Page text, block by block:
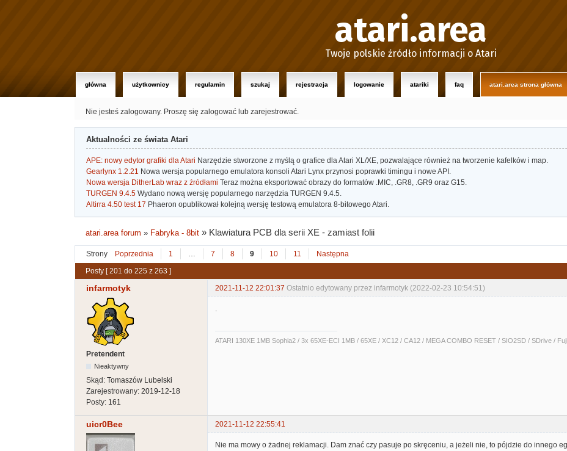
atari.area
Twoje polskie źródło informacji o Atari
główna użytkownicy regulamin szukaj rejestracja logowanie atariki faq atari.area strona główna
Nie jesteś zalogowany. Proszę się zalogować lub zarejestrować.
Aktualności ze świata Atari
APE: nowy edytor grafiki dla Atari Narzędzie stworzone z myślą o grafice dla Atari XL/XE, pozwalające również na tworzenie kafelków i map.
Gearlynx 1.2.21 Nowa wersja popularnego emulatora konsoli Atari Lynx przynosi poprawki timingu i nowe API.
Nowa wersja DitherLab wraz z źródłami Teraz można eksportować obrazy do formatów .MIC, .GR8, .GR9 oraz G15.
TURGEN 9.4.5 Wydano nową wersję popularnego narzędzia TURGEN 9.4.5.
Altirra 4.50 test 17 Phaeron opublikował kolejną wersję testową emulatora 8-bitowego Atari.
atari.area forum » Fabryka - 8bit » Klawiatura PCB dla serii XE - zamiast folii
Strony Poprzednia 1 … 7 8 9 10 11 Następna
Posty [ 201 do 225 z 263 ]
infarmotyk 2021-11-12 22:01:37 Ostatnio edytowany przez infarmotyk (2022-02-23 10:54:51)
Pretendent
Nieaktywny
Skąd: Tomaszów Lubelski
Zarejestrowany: 2019-12-18
Posty: 161
.
ATARI 130XE 1MB Sophia2 / 3x 65XE-ECI 1MB / 65XE / XC12 / CA12 / MEGA COMBO RESET / SIO2SD / SDrive /
uicr0Bee 2021-11-12 22:55:41
Nie ma mowy o żadnej reklamacji. Dam znać czy pasuje po skręceniu, a jeżeli nie, to pójdzie do innego